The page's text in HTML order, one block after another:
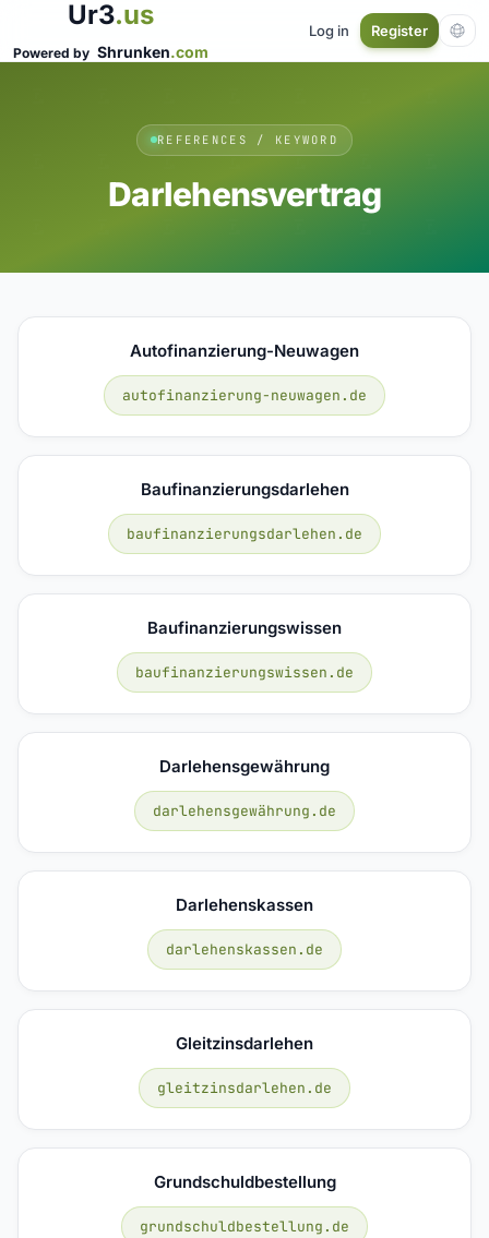
Ur3.us
Powered by Shrunken.com
Log in Register
REFERENCES / KEYWORD
Darlehensvertrag
Autofinanzierung-Neuwagen
autofinanzierung-neuwagen.de
Baufinanzierungsdarlehen
baufinanzierungsdarlehen.de
Baufinanzierungswissen
baufinanzierungswissen.de
Darlehensgewährung
darlehensgewährung.de
Darlehenskassen
darlehenskassen.de
Gleitzinsdarlehen
gleitzinsdarlehen.de
Grundschuldbestellung
grundschuldbestellung.de